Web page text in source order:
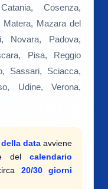
Cosenza,
Matera, Mazara del
Novara, Padova,
Pisa, Reggio
Sassari, Sciacca,
Udine, Verona,
data avviene
del calendario
20/30 giorni